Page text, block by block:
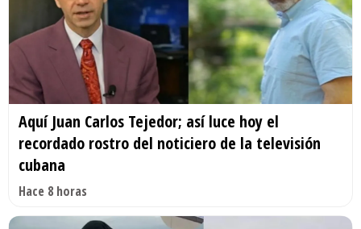
Aquí Juan Carlos Tejedor; así luce hoy el
recordado rostro del noticiero de la televisión
cubana
Hace 8 horas